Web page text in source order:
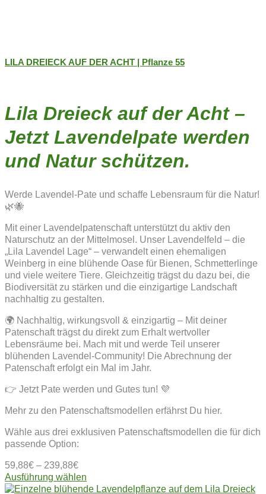
LILA DREIECK AUF DER ACHT | Pflanze 55
Lila Dreieck auf der Acht –
Jetzt Lavendelpate werden
und Natur schützen.
Werde Lavendel-Pate und schaffe Lebensraum für die Natur!
🌿🐝
Mit einer Lavendelpatenschaft unterstützt du aktiv den
Naturschutz an der Mittelmosel. Unser Lavendelfeld – die
„Lila Lavendel Lage“ – verwandelt einen ehemaligen
Weinberg in eine blühende Oase für Bienen, Schmetterlinge
und viele weitere Tiere. Gleichzeitig trägst du dazu bei, die
Biodiversität zu stärken und die einzigartige Landschaft
nachhaltig zu gestalten.
🌍 Nachhaltig, wirkungsvoll & einzigartig – Mit deiner
Patenschaft trägst du direkt zum Erhalt wertvoller
Lebensräume bei. Mach mit und werde Teil unserer
blühenden Lavendel-Community! Die Abrechnung der
Patenschaft erfolgt ein Mal im Jahr.
👉 Jetzt Pate werden und Gutes tun! 💜
Mehr zu den Patenschaftsmodellen erfährst Du hier.
Wähle aus drei exklusiven Patenschaftsmodellen die für dich
passende Option:
59,88€ – 239,88€
Ausführung wählen
Produkt